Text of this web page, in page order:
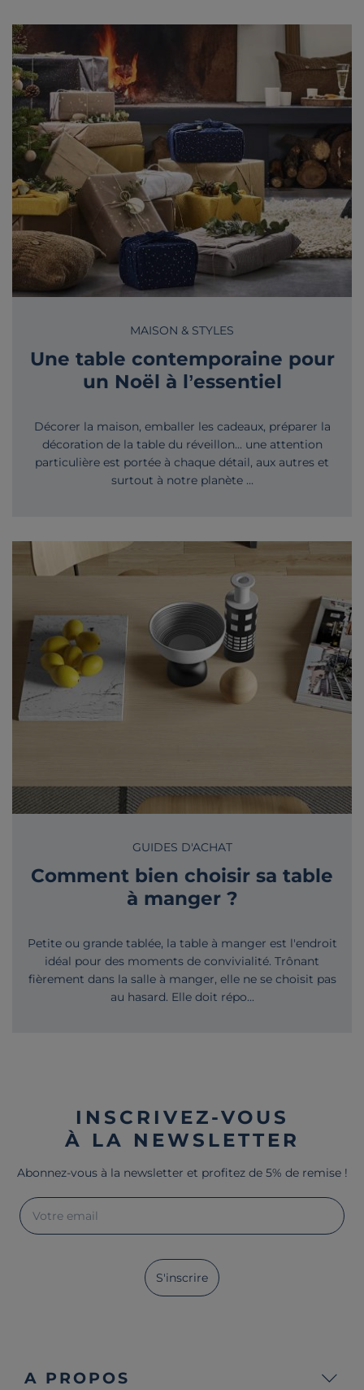
MAISON & STYLES
Une table contemporaine pour
un Noël à l’essentiel
Décorer la maison, emballer les cadeaux, préparer la
décoration de la table du réveillon... une attention
particulière est portée à chaque détail, aux autres et
surtout à notre planète ...
GUIDES D'ACHAT
Comment bien choisir sa table
à manger ?
Petite ou grande tablée, la table à manger est l'endroit
idéal pour des moments de convivialité. Trônant
fièrement dans la salle à manger, elle ne se choisit pas
au hasard. Elle doit répo...
INSCRIVEZ-VOUS
À LA NEWSLETTER
Abonnez-vous à la newsletter et profitez de 5% de remise !
Votre email
S'inscrire
A PROPOS